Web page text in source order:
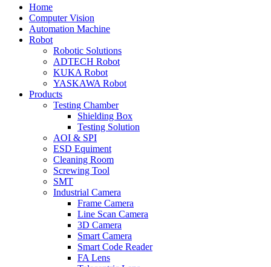
Home
Computer Vision
Automation Machine
Robot
Robotic Solutions
ADTECH Robot
KUKA Robot
YASKAWA Robot
Products
Testing Chamber
Shielding Box
Testing Solution
AOI & SPI
ESD Equiment
Cleaning Room
Screwing Tool
SMT
Industrial Camera
Frame Camera
Line Scan Camera
3D Camera
Smart Camera
Smart Code Reader
FA Lens